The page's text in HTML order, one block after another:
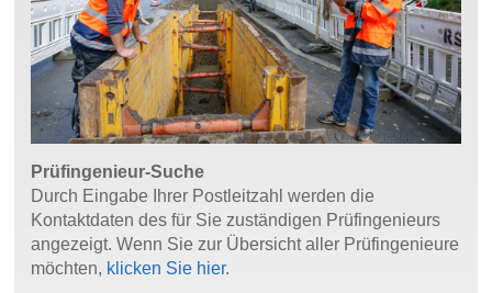
Prüfingenieur-Suche
Durch Eingabe Ihrer Postleitzahl werden die
Kontaktdaten des für Sie zuständigen Prüfingenieurs
angezeigt. Wenn Sie zur Übersicht aller Prüfingenieure
möchten, klicken Sie hier.